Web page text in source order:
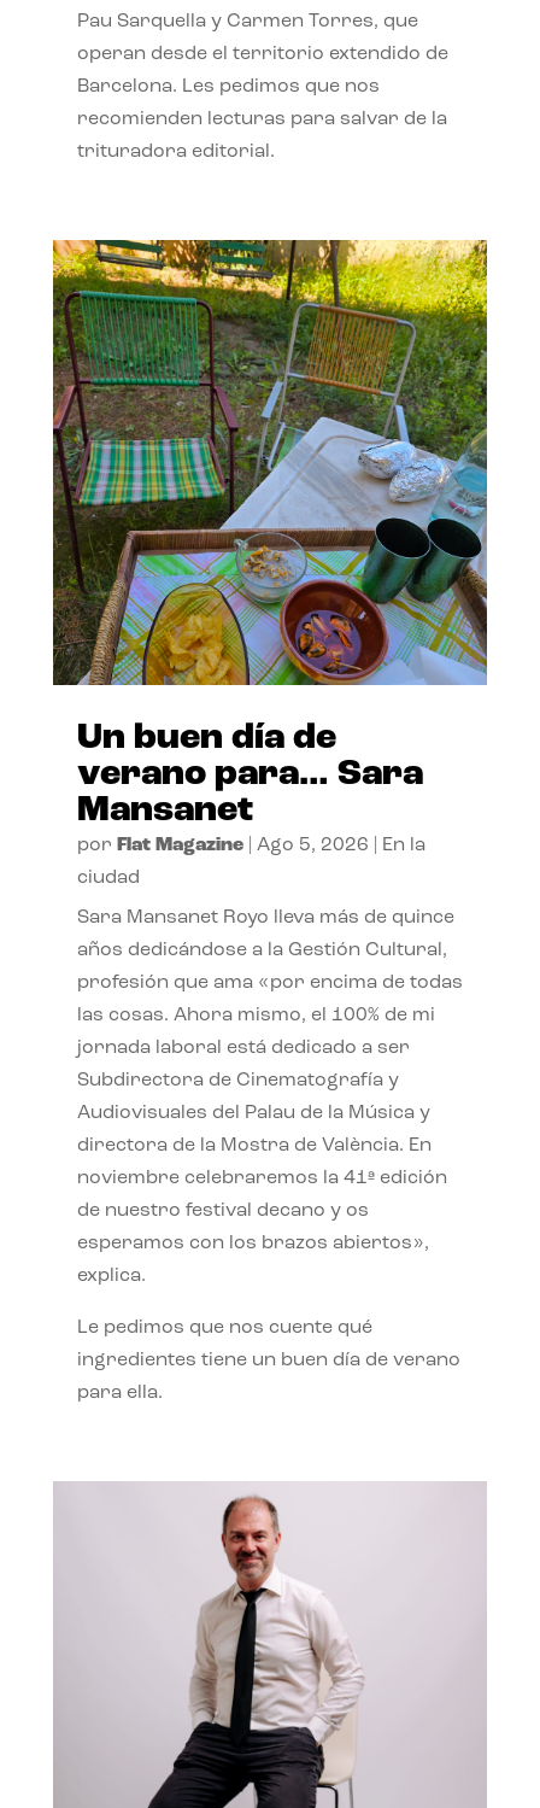
Pau Sarquella y Carmen Torres, que
operan desde el territorio extendido de
Barcelona. Les pedimos que nos
recomienden lecturas para salvar de la
trituradora editorial.
Un buen día de
verano para… Sara
Mansanet
por Flat Magazine| Ago 5, 2026
En la
ciudad
Sara Mansanet Royo lleva más de quince
años dedicándose a la Gestión Cultural,
profesión que ama «por encima de todas
las cosas. Ahora mismo, el 100% de mi
jornada laboral está dedicado a ser
Subdirectora de Cinematografía y
Audiovisuales del Palau de la Música y
directora de la Mostra de València. En
noviembre celebraremos la 41ª edición
de nuestro festival decano y os
esperamos con los brazos abiertos»,
explica.
Le pedimos que nos cuente qué
ingredientes tiene un buen día de verano
para ella.